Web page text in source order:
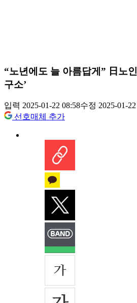
“노년에도 늘 아름답게” 日노
구소’
입력 2025-01-22 08:58수정 2025-01-
선호매체 추가